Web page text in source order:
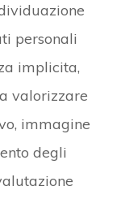
personali
implicita,
valorizzare
immagine
degli